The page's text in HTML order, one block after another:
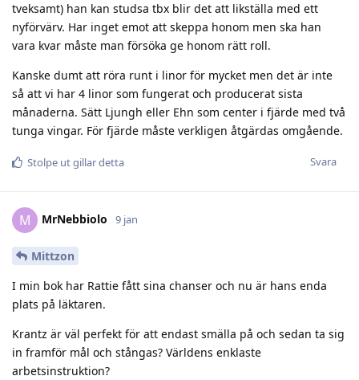
tveksamt) han kan studsa tbx blir det att likställa med ett
nyförvärv. Har inget emot att skeppa honom men ska han
vara kvar måste man försöka ge honom rätt roll.
Kanske dumt att röra runt i linor för mycket men det är inte
så att vi har 4 linor som fungerat och producerat sista
månaderna. Sätt Ljungh eller Ehn som center i fjärde med två
tunga vingar. För fjärde måste verkligen åtgärdas omgående.
Svara
Stolpe utgillar detta
M MrNebbiolo 9 jan
Mittzon
I min bok har Rattie fått sina chanser och nu är hans enda
plats på läktaren.
Krantz är väl perfekt för att endast smälla på och sedan ta sig
in framför mål och stångas? Världens enklaste
arbetsinstruktion?